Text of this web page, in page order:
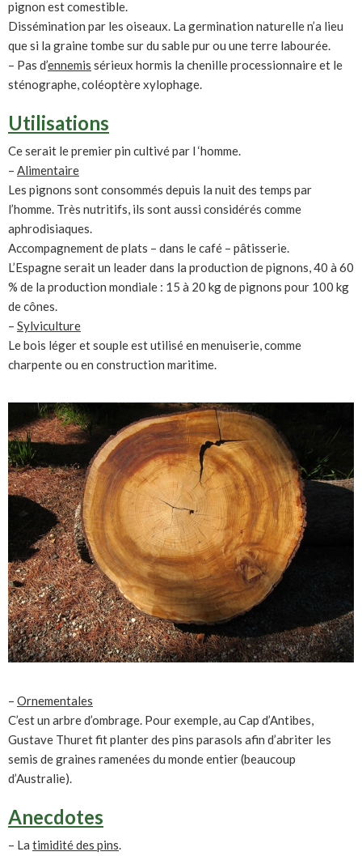
pignon est comestible.
Dissémination par les oiseaux. La germination naturelle n’a lieu
que si la graine tombe sur du sable pur ou une terre labourée.
– Pas d’ennemis sérieux hormis la chenille processionnaire et le
sténographe, coléoptère xylophage.
Utilisations
Ce serait le premier pin cultivé par l ‘homme.
– Alimentaire
Les pignons sont consommés depuis la nuit des temps par
l’homme. Très nutritifs, ils sont aussi considérés comme
aphrodisiaques.
Accompagnement de plats – dans le café – pâtisserie.
L’Espagne serait un leader dans la production de pignons, 40 à 60
% de la production mondiale : 15 à 20 kg de pignons pour 100 kg
de cônes.
– Sylviculture
Le bois léger et souple est utilisé en menuiserie, comme
charpente ou en construction maritime.
– Ornementales
C’est un arbre d’ombrage. Pour exemple, au Cap d’Antibes,
Gustave Thuret fit planter des pins parasols afin d’abriter les
semis de graines ramenées du monde entier (beaucoup
d’Australie).
Anecdotes
– La timidité des pins.